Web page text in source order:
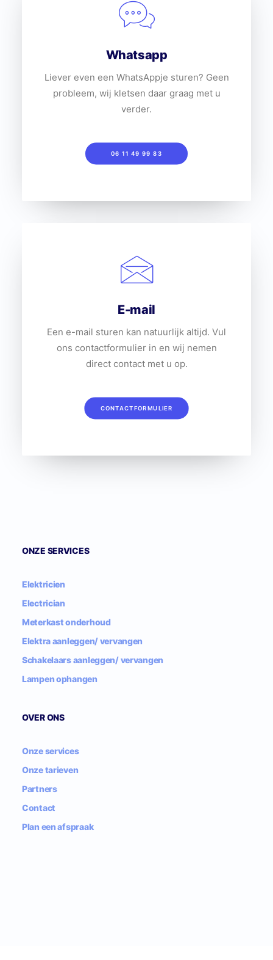
Whatsapp
Liever even een WhatsAppje sturen? Geen
probleem, wij kletsen daar graag met u
verder.
06 11 49 99 83
E-mail
Een e-mail sturen kan natuurlijk altijd. Vul
ons contactformulier in en wij nemen
direct contact met u op.
CONTACTFORMULIER
ONZE SERVICES
Elektricien
Electrician
Meterkast onderhoud
Elektra aanleggen/ vervangen
Schakelaars aanleggen/ vervangen
Lampen ophangen
OVER ONS
Onze services
Onze tarieven
Partners
Contact
Plan een afspraak